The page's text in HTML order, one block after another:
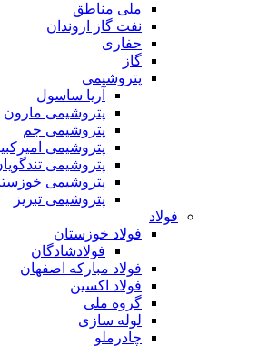
ملی مناطق
نفت گاز اروندان
حفاری
گاز
پتروشیمی
آریا ساسول
پتروشیمی مارون
پتروشیمی جم
پتروشیمی امیرکبیر
پتروشیمی تندگویان
پتروشیمی خوزستان
پتروشیمی تبریز
فولاد
فولاد خوزستان
فولادشادگان
فولاد مبارکه اصفهان
فولاد اکسین
گروه ملی
لوله سازی
چادرملو